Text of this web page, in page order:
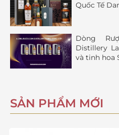
Quốc Tế
Dòng
Distillery
và tinh hoa
SẢN PHẨM MỚI